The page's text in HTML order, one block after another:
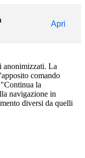
Apri
anonimizzati. La
comando
la
navigazione in
diversi da quelli